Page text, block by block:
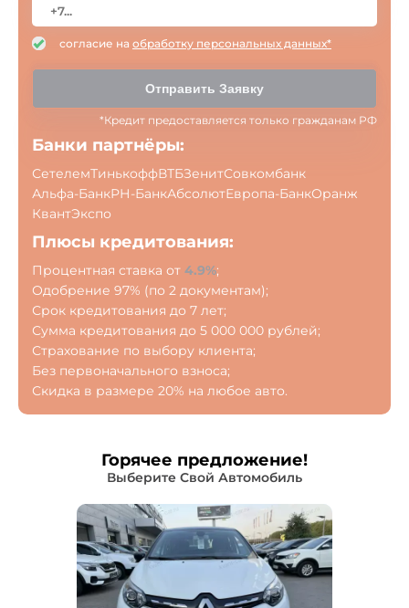
согласие на обработку персональных данных*
Отправить Заявку
*Кредит предоставляется только гражданам РФ
Банки партнёры:
СетелемТинькоффВТБЗенитСовкомбанк
Альфа-БанкРН-БанкАбсолютЕвропа-БанкОранж
КвантЭкспо
Плюсы кредитования:
Процентная ставка от 4.9%;
Одобрение 97% (по 2 документам);
Срок кредитования до 7 лет;
Сумма кредитования до 5 000 000 рублей;
Страхование по выбору клиента;
Без первоначального взноса;
Скидка в размере 20% на любое авто.
Горячее предложение!
Выберите Свой Автомобиль